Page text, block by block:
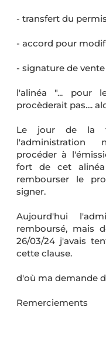
- transfert du
- accord pour
- signature de vente
l'alinéa "... pour
procèderait pas....
Le jour de la
l'administration
procéder à
fort de cet
rembourser le
signer.
Aujourd'hui
remboursé, mais
26/03/24 j'avais
cette clause.
d'où ma demande
Remerciements